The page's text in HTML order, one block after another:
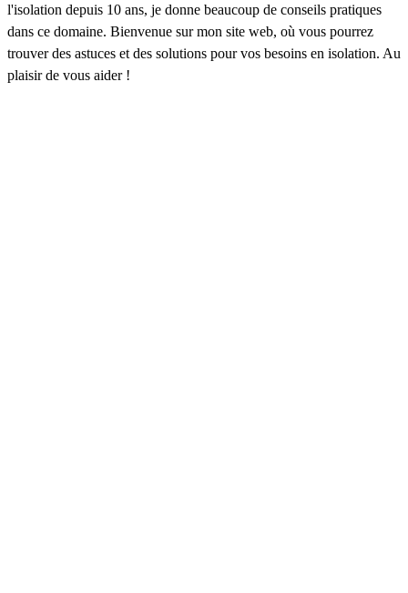
l'isolation depuis 10 ans, je donne beaucoup de conseils pratiques
dans ce domaine. Bienvenue sur mon site web, où vous pourrez
trouver des astuces et des solutions pour vos besoins en isolation. Au
plaisir de vous aider !